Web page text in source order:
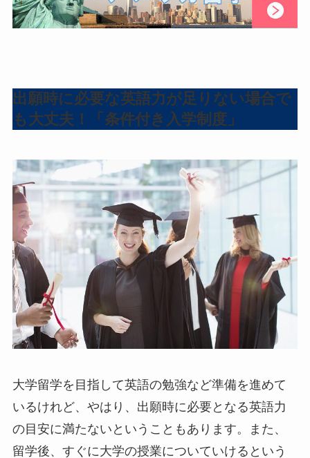
出願時に必要な英語力が足りない場合で
も大丈夫！「条件付き入学制度」
大学留学を目指して英語の勉強など準備を進めて
いるけれど、やはり、出願時に必要となる英語力
の目安に満たないということもあります。また、
留学後、すぐに大学の授業についていけるという